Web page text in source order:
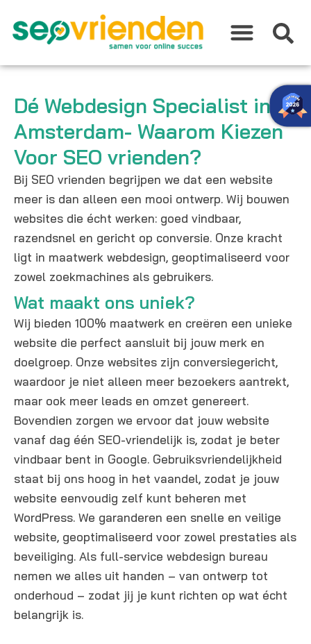
naar
inhoud
Dé Webdesign Specialist in
Amsterdam- Waarom Kiezen
Voor SEO vrienden?
Bij SEO vrienden begrijpen we dat een website
meer is dan alleen een mooi ontwerp. Wij bouwen
websites die écht werken: goed vindbaar,
razendsnel en gericht op conversie. Onze kracht
ligt in maatwerk webdesign, geoptimaliseerd voor
zowel zoekmachines als gebruikers.
Wat maakt ons uniek?
Wij bieden 100% maatwerk en creëren een unieke
website die perfect aansluit bij jouw merk en
doelgroep. Onze websites zijn conversiegericht,
waardoor je niet alleen meer bezoekers aantrekt,
maar ook meer leads en omzet genereert.
Bovendien zorgen we ervoor dat jouw website
vanaf dag één SEO-vriendelijk is, zodat je beter
vindbaar bent in Google. Gebruiksvriendelijkheid
staat bij ons hoog in het vaandel, zodat je jouw
website eenvoudig zelf kunt beheren met
WordPress. We garanderen een snelle en veilige
website, geoptimaliseerd voor zowel prestaties als
beveiliging. Als full-service webdesign bureau
nemen we alles uit handen – van ontwerp tot
onderhoud – zodat jij je kunt richten op wat écht
belangrijk is.